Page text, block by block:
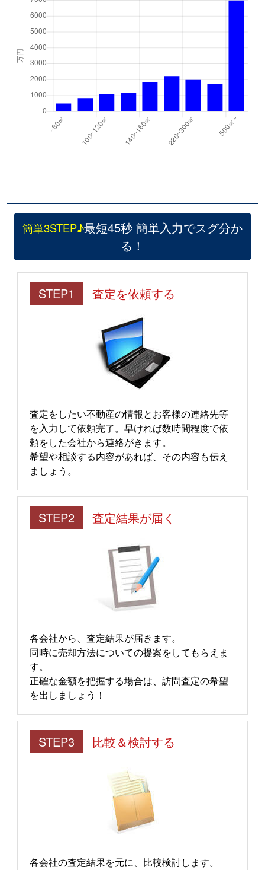
簡単3STEP♪最短45秒 簡単入力でスグ分か
る！
STEP1 査定を依頼する
査定をしたい不動産の情報とお客様の連絡先等
を入力して依頼完了。早ければ数時間程度で依
頼をした会社から連絡がきます。
希望や相談する内容があれば、その内容も伝え
ましょう。
STEP2 査定結果が届く
各会社から、査定結果が届きます。
同時に売却方法についての提案をしてもらえま
す。
正確な金額を把握する場合は、訪問査定の希望
を出しましょう！
STEP3 比較＆検討する
各会社の査定結果を元に、比較検討します。